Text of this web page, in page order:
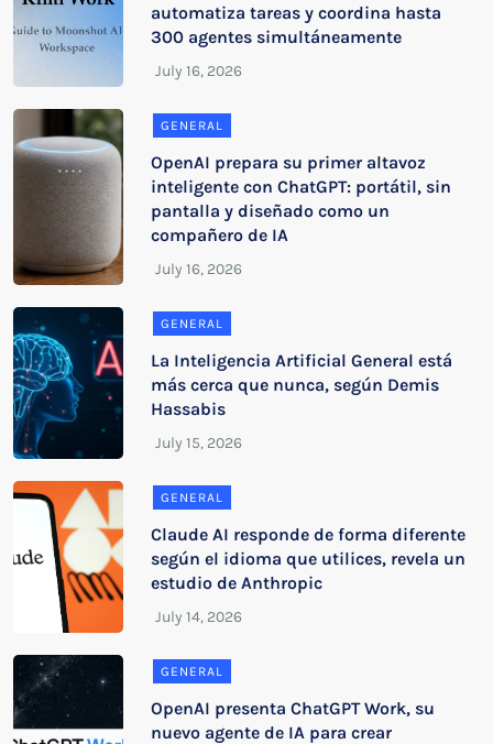
automatiza tareas y coordina hasta
300 agentes simultáneamente
GENERAL
OpenAI prepara su primer altavoz
inteligente con ChatGPT: portátil, sin
pantalla y diseñado como un
compañero de IA
GENERAL
La Inteligencia Artificial General está
más cerca que nunca, según Demis
Hassabis
GENERAL
Claude AI responde de forma diferente
según el idioma que utilices, revela un
estudio de Anthropic
GENERAL
OpenAI presenta ChatGPT Work, su
nuevo agente de IA para crear